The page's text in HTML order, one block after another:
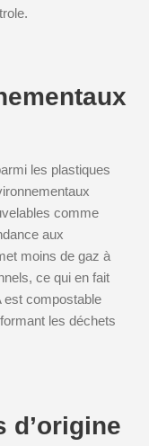
les plastiques
comme
aux
moins de gaz à
ce qui en fait
est compostable
les déchets
d’origine